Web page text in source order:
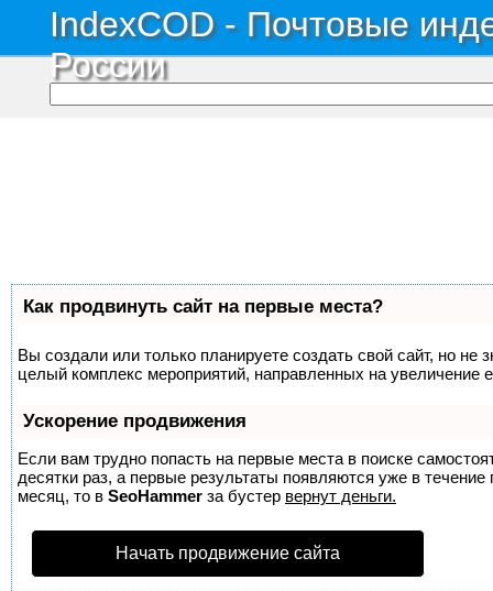
IndexCOD - Почтовые
России
Как продвинуть сайт на первые места?
Вы создали или только планируете создать свой сайт, но не
целый комплекс мероприятий, направленных на увеличение
Ускорение продвижения
Если вам трудно попасть на первые места в поиске
десятки раз, а первые результаты появляются уже в
месяц, то в SeoHammer за бустер вернут деньги.
Начать продвижение сайта